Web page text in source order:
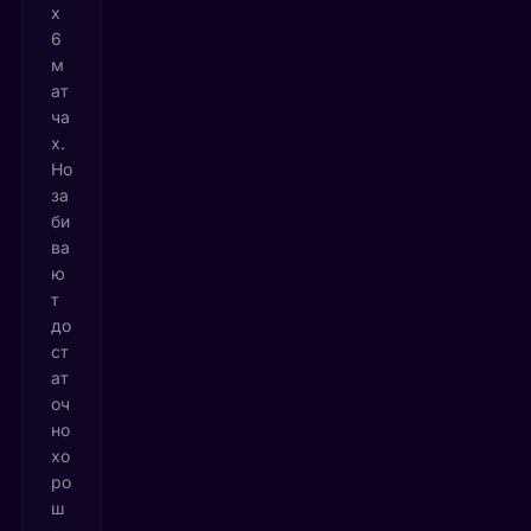
х
6
м
ат
ча
х.
Но
за
би
ва
ю
т
до
ст
ат
оч
но
хо
ро
ш